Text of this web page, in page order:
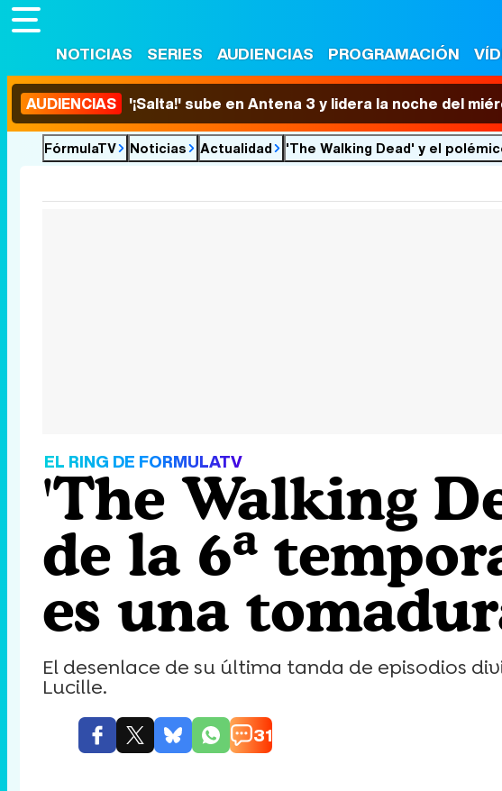
NOTICIAS SERIES AUDIENCIAS PROGRAMACIÓN
AUDIENCIAS '¡Salta!' sube en Antena 3 y lidera la noche del
FórmulaTV Noticias Actualidad 'The Walking Dead' y el
EL RING DE FORMULATV
'The Walking
de la 6ª
es una
El desenlace de su última tanda de episodios
Lucille.
31